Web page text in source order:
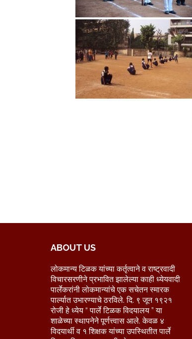
ABOUT US
लोकमान्य टिळक यांच्या कर्तृत्वाने व राष्ट्रवादी
विचारसरणीने प्रभावित झालेल्या काही ध्येयवादी
पार्लेकरांनी लोकमान्यांचे एक सचेतन स्मारक
पार्ल्यात उभारण्याचे ठरविले. दि. ९ जून १९२१
रोजी हे ध्येय “ पार्ले टिळक विदयालय ” या
शाळेच्या स्थापनेने पूर्णत्त्वास आले. केवळ ४
विदयार्थी व १ शिक्षक यांच्या उपस्थितीत पार्ले